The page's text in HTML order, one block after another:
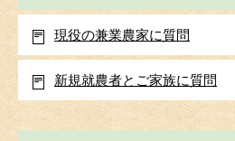
現役の兼業農家に質問
新規就農者とご家族に質問